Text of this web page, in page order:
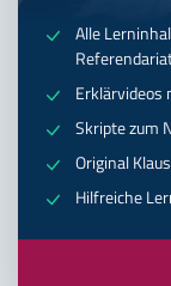
Alle
Skripte zum
Original
Hilfreiche